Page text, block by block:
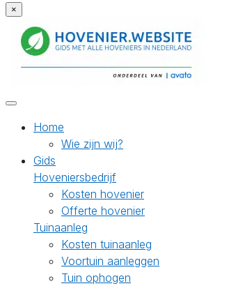
×
Home
Wie zijn wij?
Gids
Hoveniersbedrijf
Kosten hovenier
Offerte hovenier
Tuinaanleg
Kosten tuinaanleg
Voortuin aanleggen
Tuin ophogen